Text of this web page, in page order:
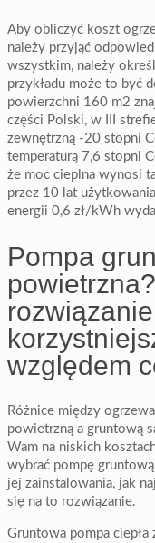
Aby obliczyć koszt
należy przyjąć
wszystkim, należy
przykładu może to być
powierzchni 160 m2
części Polski, w III
zewnętrzną -20 stopni
temperaturą 7,6 stopni
że moc cieplna wynosi
przez 10 lat
energii 0,6 zł/kWh
Pompa
względem
Różnice między
powietrzną a gruntową
Wam na niskich
wybrać pompę
jej zainstalowania, jak
się na to rozwiązanie.
Gruntowa pompa